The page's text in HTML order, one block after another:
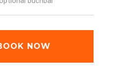
NOW